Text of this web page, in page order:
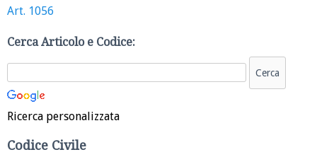
Art. 1056
Cerca Articolo e Codice:
Ricerca personalizzata
Codice Civile